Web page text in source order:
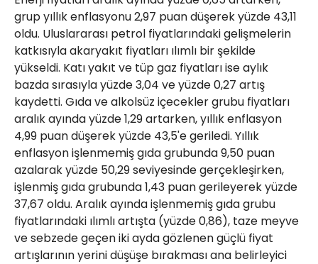
grup yıllık enflasyonu 2,97 puan düşerek yüzde 43,11
oldu. Uluslararası petrol fiyatlarındaki gelişmelerin
katkısıyla akaryakıt fiyatları ılımlı bir şekilde
yükseldi. Katı yakıt ve tüp gaz fiyatları ise aylık
bazda sırasıyla yüzde 3,04 ve yüzde 0,27 artış
kaydetti. Gıda ve alkolsüz içecekler grubu fiyatları
aralık ayında yüzde 1,29 artarken, yıllık enflasyon
4,99 puan düşerek yüzde 43,5'e geriledi. Yıllık
enflasyon işlenmemiş gıda grubunda 9,50 puan
azalarak yüzde 50,29 seviyesinde gerçekleşirken,
işlenmiş gıda grubunda 1,43 puan gerileyerek yüzde
37,67 oldu. Aralık ayında işlenmemiş gıda grubu
fiyatlarındaki ılımlı artışta (yüzde 0,86), taze meyve
ve sebzede geçen iki ayda gözlenen güçlü fiyat
artışlarının yerini düşüşe bırakması ana belirleyici